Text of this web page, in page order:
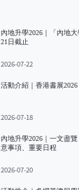
內地升學2026｜「內地
21日截止
2026-07-22
活動介紹｜香港書展
2026-07-18
內地升學2026｜一文盡
意事項、重要日程
2026-07-20